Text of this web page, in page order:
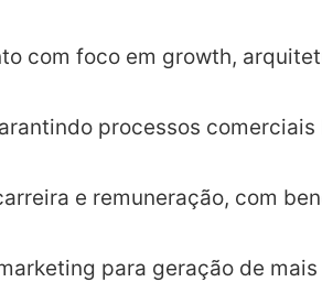
com foco em growth,
processos
e remuneração, com
para geração de